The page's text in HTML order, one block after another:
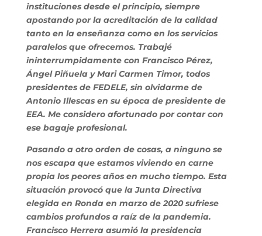
instituciones desde el principio, siempre
apostando por la acreditación de la calidad
tanto en la enseñanza como en los servicios
paralelos que ofrecemos. Trabajé
ininterrumpidamente con Francisco Pérez,
Ángel Piñuela y Mari Carmen Timor, todos
presidentes de FEDELE, sin olvidarme de
Antonio Illescas en su época de presidente de
EEA. Me considero afortunado por contar con
ese bagaje profesional.
Pasando a otro orden de cosas, a ninguno se
nos escapa que estamos viviendo en carne
propia los peores años en mucho tiempo. Esta
situación provocó que la Junta Directiva
elegida en Ronda en marzo de 2020 sufriese
cambios profundos a raíz de la pandemia.
Francisco Herrera asumió la presidencia